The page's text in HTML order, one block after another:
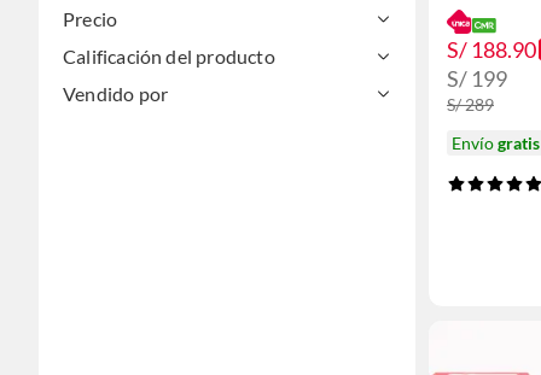
Precio
Calificación del producto
Vendido por
S/ 188.90
S/ 199
S/ 289
Envíogratis